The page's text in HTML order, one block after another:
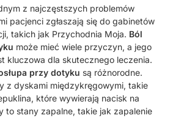
z najczęstszych problemów
pacjenci zgłaszają się do gabinetów
takich jak Przychodnia Moja. Ból
może mieć wiele przyczyn, a jego
kluczowa dla skutecznego leczenia.
przy dotyku są różnorodne.
z dyskami międzykręgowymi, takie
które wywierają nacisk na
to stany zapalne, takie jak zapalenie